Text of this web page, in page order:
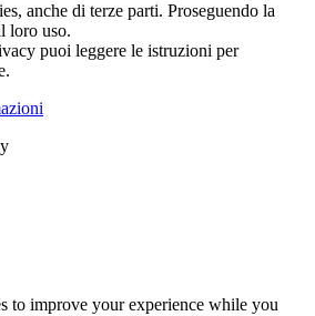
anche di terze parti. Proseguendo la
loro uso.
puoi leggere le istruzioni per
to improve your experience while you